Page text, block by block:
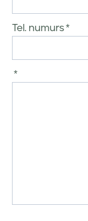
Tel. numurs